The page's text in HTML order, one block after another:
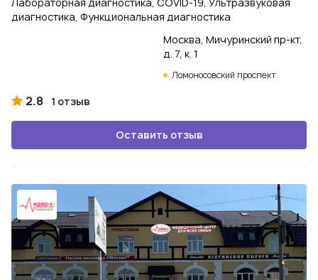
диагностика, Функциональная диагностика
Москва, Мичуринский пр-кт,
д. 7, к. 1
Ломоносовский проспект
2.8 1 отзыв
Оставить отзыв